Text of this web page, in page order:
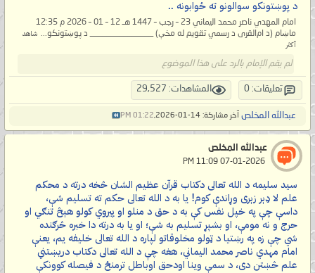
د پوښتونکو سوالونو ته ځوابونه ..
امام المهدي ناصر محمد اليماني 23 – رجب – 1447 هـ 12 – 01 – 2026 م 12:35
ماښام (د ام‌القرى د رسمي تقويم له مخې) _______________ د پوښتونکو... شاهد
أكثر
لم يقم الإمام بالرد على هذا الموضوع
تعليقات: 0 المشاهدات: 29,527
عبدالله المخلص آخر مشاركة: 14-01-2026, 01:22 PM
عبدالله المخلص
سید سلیمه د الله تعالی دکتاب قرآن عظیم الشان څخه درته د محکم
علم لا ډېر زېرى وړاندې کوم! یا به د الله تعالی حکم ته تسلیم شې،
داسې چې په خپل نفس کې به د حق د منلو او پیروي کولو هېڅ تنګي او
حرج و نه مومې، او بشپړ تسلیم به شې؛ او یا به درته دا خبره څرګنده
شي چې زه په رښتیا د ټولو مخلوقاتو لپاره د الله تعالی خلیفه یم، یعنې
امام مهدي ناصر محمد اليماني، هغه چې د الله تعالی دکتاب دریښتني
علم څښتن دی، د سمې وینا اودحق اوباطل ترمنځ د فیصله کوونکې